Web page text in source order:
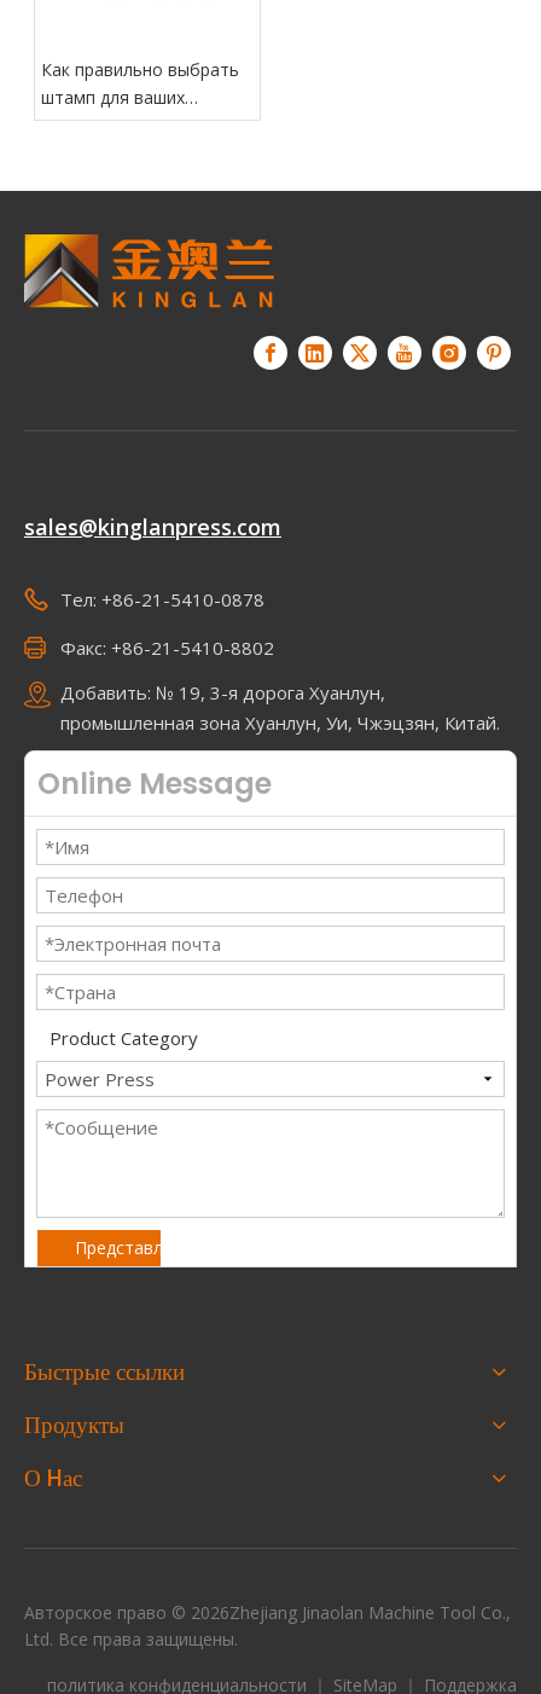
Как правильно выбрать
штамп для ваших
металлических деталей
sales@kinglanpress.com
Тел: +86-21-5410-0878
Факс: +86-21-5410-8802
Добавить: № 19, 3-я дорога Хуанлун,
промышленная зона Хуанлун, Уи, Чжэцзян, Китай.
Online Message
Product Category
Представлять на рассмотрение
Быстрые ссылки
Продукты
О Hас
Авторское право © 2026Zhejiang Jinaolan Machine Tool Co.,
Ltd. Все права защищены.
политика конфиденциальности ｜ SiteMap ｜ Поддержка